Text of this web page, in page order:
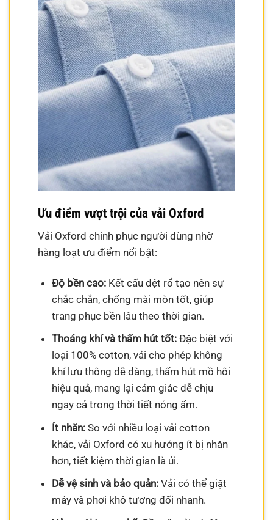
Ưu điểm vượt trội của vải Oxford
Vải Oxford chinh phục người dùng nhờ
hàng loạt ưu điểm nổi bật:
Độ bền cao:Kết cấu dệt rổ tạo nên sự
chắc chắn, chống mài mòn tốt, giúp
trang phục bền lâu theo thời gian.
Thoáng khí và thấm hút tốt:Đặc biệt với
loại 100% cotton, vải cho phép không
khí lưu thông dễ dàng, thấm hút mồ hôi
hiệu quả, mang lại cảm giác dễ chịu
ngay cả trong thời tiết nóng ẩm.
Ít nhăn:So với nhiều loại vải cotton
khác, vải Oxford có xu hướng ít bị nhăn
hơn, tiết kiệm thời gian là ủi.
Dễ vệ sinh và bảo quản:Vải có thể giặt
máy và phơi khô tương đối nhanh.